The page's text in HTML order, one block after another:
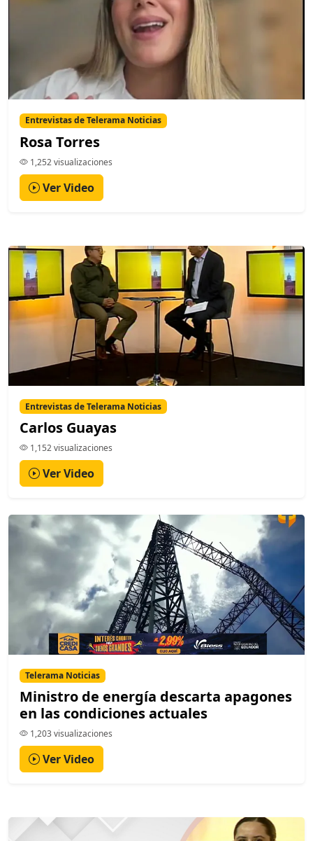
Entrevistas de Telerama Noticias
Rosa Torres
1,252 visualizaciones
Ver Video
Entrevistas de Telerama Noticias
Carlos Guayas
1,152 visualizaciones
Ver Video
Telerama Noticias
Ministro de energía descarta apagones
en las condiciones actuales
1,203 visualizaciones
Ver Video